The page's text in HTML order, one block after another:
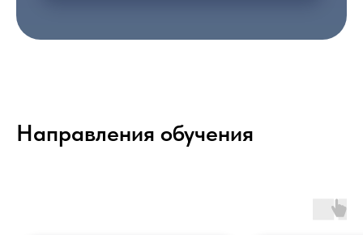
Направления обучения